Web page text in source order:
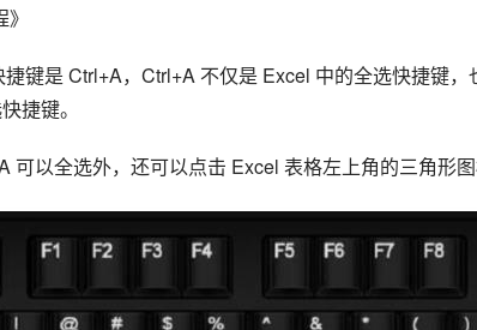
键是 Ctrl+A，Ctrl+A 不仅是 Excel 中的全选快捷键，
捷键。
可以全选外，还可以点击 Excel 表格左上角的三角形图